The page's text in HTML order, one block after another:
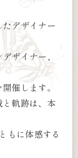
デザイナー
ザイナー、
催します。
と軌跡は、本
もに体感する